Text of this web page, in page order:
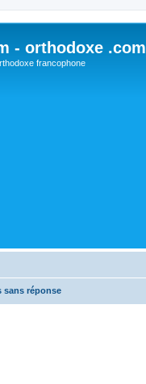
- orthodoxe .com
francophone
sans réponse